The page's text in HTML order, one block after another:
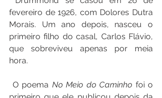
fevereiro de 1926, com Dolores Dutra
Morais. Um ano depois, nasceu o
primeiro filho do casal, Carlos Flávio,
que sobreviveu apenas por meia
hora.
O poema No Meio do Caminho foi o